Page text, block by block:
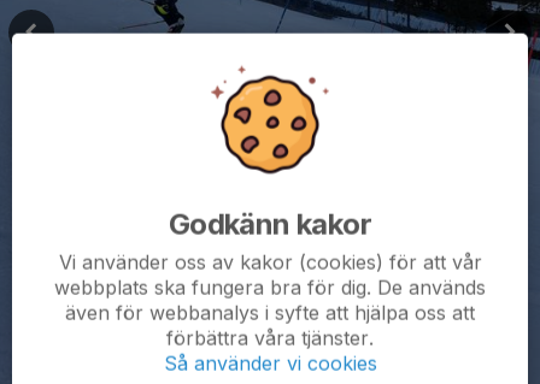
Godkänn kakor
Vi använder oss av kakor (cookies) för att vår
webbplats ska fungera bra för dig. De används
även för webbanalys i syfte att hjälpa oss att
förbättra våra tjänster.
Så använder vi cookies